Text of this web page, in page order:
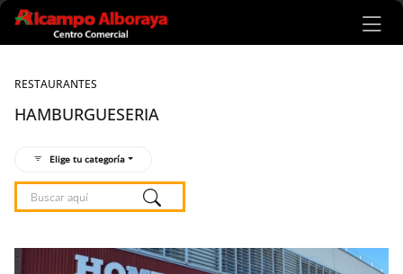
Ir al contenido principal
RESTAURANTES
HAMBURGUESERIA
Elige tu categoría
Listado de locales